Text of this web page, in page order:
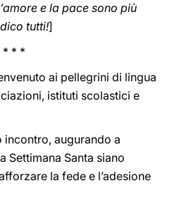
e la pace sono più
tutti!]
* * *
ai pellegrini di lingua
istituti scolastici e
augurando a
Settimana Santa siano
la fede e l’adesione